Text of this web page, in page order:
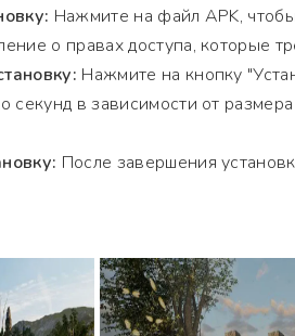
Нажмите на файл APK,
о правах доступа, которые
Нажмите на кнопку
секунд в зависимости от
После завершения